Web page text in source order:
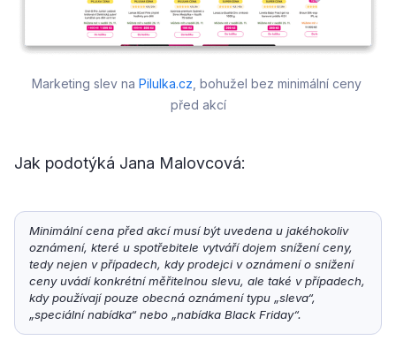
Marketing slev na Pilulka.cz , bohužel bez minimální ceny
před akcí
Jak podotýká Jana Malovcová:
Minimální cena před akcí musí být uvedena u jakéhokoliv
oznámení, které u spotřebitele vytváří dojem snížení ceny,
tedy nejen v případech, kdy prodejci v oznámení o snížení
ceny uvádí konkrétní měřitelnou slevu, ale také v případech,
kdy používají pouze obecná oznámení typu „sleva“,
„speciální nabídka“ nebo „nabídka Black Friday“.